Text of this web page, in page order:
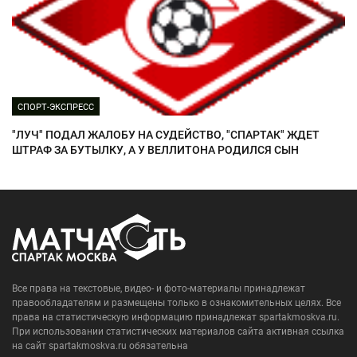
СПОРТ-ЭКСПРЕСС
"ЛУЧ" ПОДАЛ ЖАЛОБУ НА СУДЕЙСТВО, "СПАРТАК" ЖДЕТ
ШТРАФ ЗА БУТЫЛКУ, А У ВЕЛЛИТОНА РОДИЛСЯ СЫН
Все права на текстовые, видео- и фото-материалы принадлежат
правообладателям и размещены только в ознакомительных целях. Все
права на статистическую информацию принадлежат spartakmoskva.ru.
При использовании статистических материалов сайта активная ссылка
на сайт spartakmoskva.ru обязательна